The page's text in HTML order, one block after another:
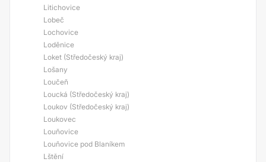
Litichovice
Lobeč
Lochovice
Loděnice
Loket (Středočeský kraj)
Lošany
Loučeň
Loucká (Středočeský kraj)
Loukov (Středočeský kraj)
Loukovec
Louňovice
Louňovice pod Blaníkem
Lštění